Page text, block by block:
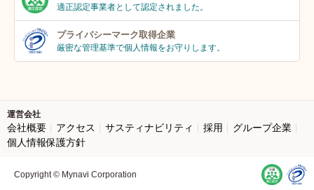
適正認定事業者として認定されました。
プライバシーマーク取得企業
厳密な管理基準で個人情報をお守りします。
運営会社
会社概要 アクセス サスティナビリティ 採用
グループ企業
個人情報保護方針
Copyright © Mynavi Corporation